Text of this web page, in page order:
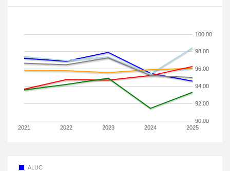
2021 2022 2023 2024 2025
90.00
92.00
94.00
96.00
98.00
100.00
ALUC